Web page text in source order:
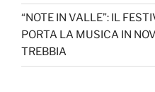
“NOTE IN VALLE”: IL
PORTA LA MUSICA IN
TREBBIA